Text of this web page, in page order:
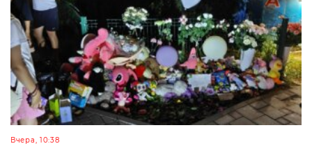
Вчера, 10:38